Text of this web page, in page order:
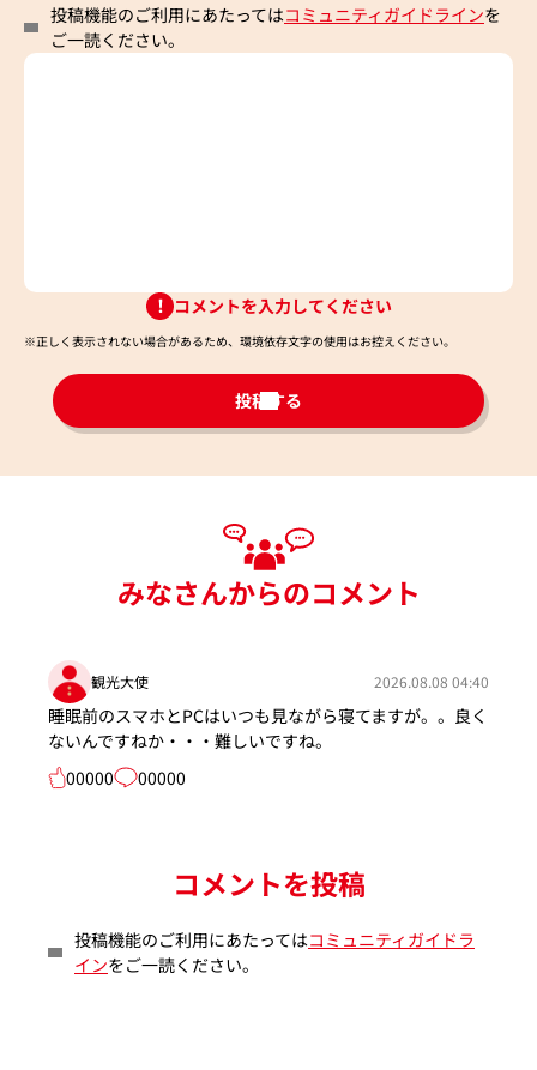
投稿機能のご利用にあたってはコミュニティガイドラインを
ご一読ください。
コメントを入力してください
※正しく表示されない場合があるため、環境依存文字の使用はお控えください。​
投稿する
みなさんからのコメント
観光大使 2026.08.08 04:40
睡眠前のスマホとPCはいつも見ながら寝てますが。。良く
ないんですねか・・・難しいですね。
00000
00000
コメントを投稿
投稿機能のご利用にあたってはコミュニティガイドラ
インをご一読ください。